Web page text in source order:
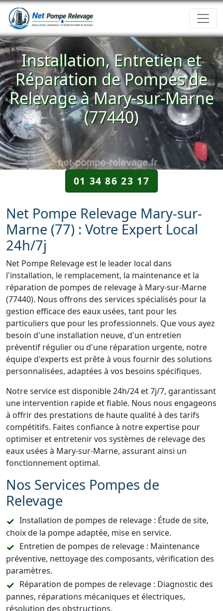
Installation, Entretien et
Réparation de Pompes de
Relevage à Mary-sur-Marne
(77440)
01 34 86 23 17
Net Pompe Relevage Mary-sur-
Marne (77) : Votre Expert Local
24h/7j
Net Pompe Relevage est le leader local dans
l'installation, le remplacement, la maintenance et la
réparation de pompes de relevage à Mary-sur-Marne
(77440). Nous offrons des services spécialisés pour la
gestion efficace des eaux usées, tant pour les
particuliers que pour les professionnels. Que vous ayez
besoin d'une installation neuve, d'un entretien
préventif régulier ou d'une réparation urgente, notre
équipe d'experts est prête à vous fournir des solutions
personnalisées, adaptées à vos besoins spécifiques.
Notre service est disponible 24h/24 et 7j/7, garantissant
une intervention rapide et fiable. Nous nous engageons
à offrir des prestations de haute qualité à des tarifs
compétitifs. Faites confiance à notre expertise pour
optimiser et entretenir vos systèmes de relevage des
eaux usées à Mary-sur-Marne, assurant ainsi un
fonctionnement optimal.
Nos Services Pompes de
Relevage
Installation de pompes de relevage : Étude de site,
choix de la pompe adaptée, mise en service.
Entretien de pompes de relevage : Maintenance
préventive, nettoyage des composants, vérification des
paramètres.
Réparation de pompes de relevage : Diagnostic des
pannes, réparations mécaniques et électriques,
résolution des obstructions.